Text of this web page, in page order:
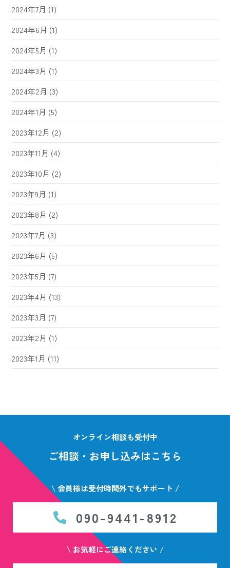
2024年7月 (1)
2024年6月 (1)
2024年5月 (1)
2024年3月 (1)
2024年2月 (3)
2024年1月 (5)
2023年12月 (2)
2023年11月 (4)
2023年10月 (2)
2023年9月 (1)
2023年8月 (2)
2023年7月 (3)
2023年6月 (5)
2023年5月 (7)
2023年4月 (13)
2023年3月 (7)
2023年2月 (1)
2023年1月 (11)
オンライン相談も受付中
ご相談・お申し込みはこちら
\ 会員様は受付時間外でもサポート /
090-9441-8912
\ お気軽にご連絡ください /